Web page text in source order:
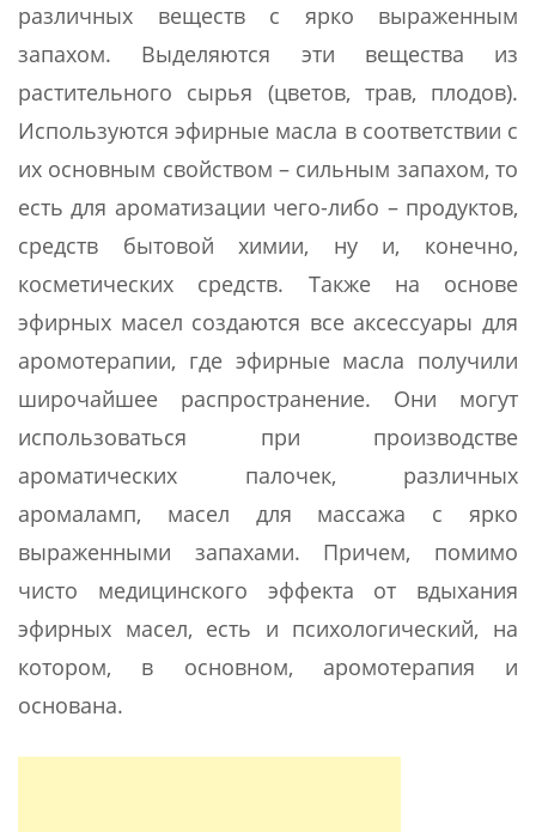
различных веществ с ярко выраженным
запахом. Выделяются эти вещества из
растительного сырья (цветов, трав, плодов).
Используются эфирные масла в соответствии с
их основным свойством – сильным запахом, то
есть для ароматизации чего-либо – продуктов,
средств бытовой химии, ну и, конечно,
косметических средств. Также на основе
эфирных масел создаются все аксессуары для
аромотерапии, где эфирные масла получили
широчайшее распространение. Они могут
использоваться при производстве
ароматических палочек, различных
аромаламп, масел для массажа с ярко
выраженными запахами. Причем, помимо
чисто медицинского эффекта от вдыхания
эфирных масел, есть и психологический, на
котором, в основном, аромотерапия и
основана.